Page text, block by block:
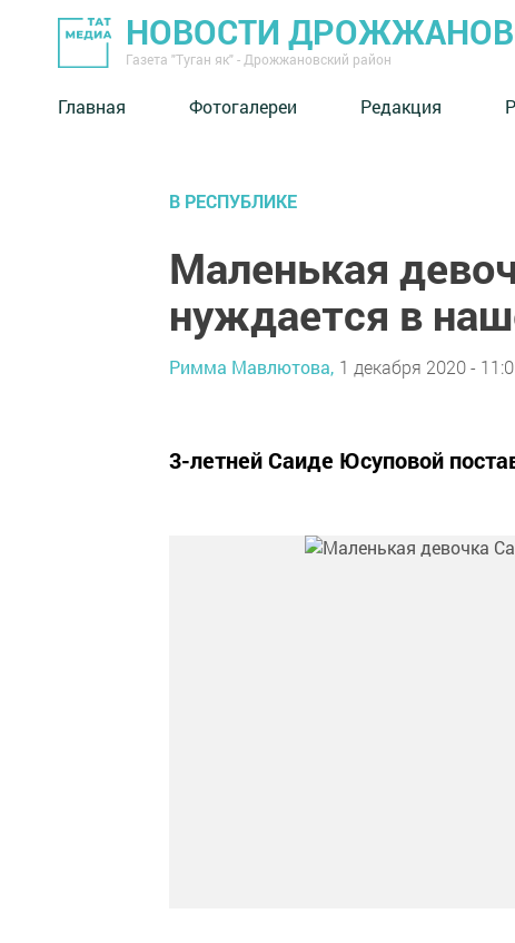
НОВОСТИ
Газета "Туган як" - Дрожжановский район
Главная Фотогалереи Редакция
В РЕСПУБЛИКЕ
Маленькая
нуждается в
Римма Мавлютова, 1 декабря 2020 -
3-летней Саиде Юсуповой